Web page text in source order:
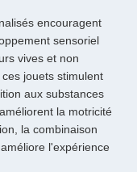
encouragent
sensoriel
vives et non
jouets stimulent
aux substances
la motricité
la combinaison
l'expérience